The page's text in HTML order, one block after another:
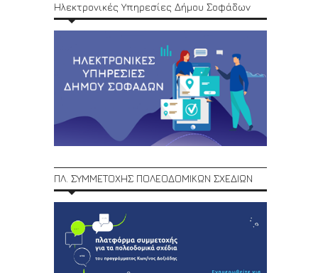
Ηλεκτρονικές Υπηρεσίες Δήμου Σοφάδων
ΠΛ. ΣΥΜΜΕΤΟΧΗΣ ΠΟΛΕΟΔΟΜΙΚΩΝ ΣΧΕΔΙΩΝ